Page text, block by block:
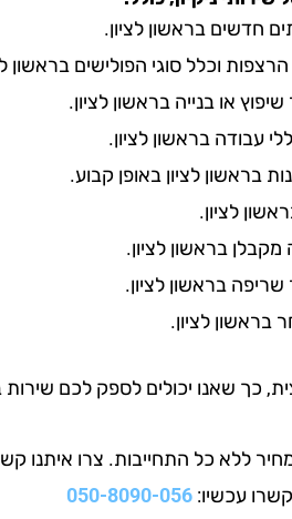
חדשים בראשון לציון.
וכלל סוגי הפולישים בראשון
או בנייה בראשון לציון.
עבודה בראשון לציון.
בראשון לציון באופן קבוע.
לציון.
בראשון לציון.
בראשון לציון.
בראשון לציון.
כך שאנו יכולים לספק לכם
ללא כל התחייבות. צרו איתנו קשר
עכשיו: 050-8090-056